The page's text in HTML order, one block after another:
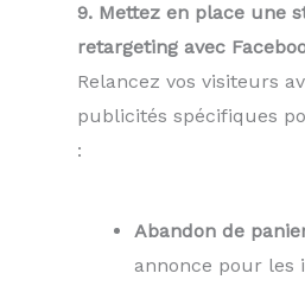
9. Mettez en place une
retargeting avec
Relancez vos visiteurs
publicités spécifiques
:
Abandon de
annonce pour les